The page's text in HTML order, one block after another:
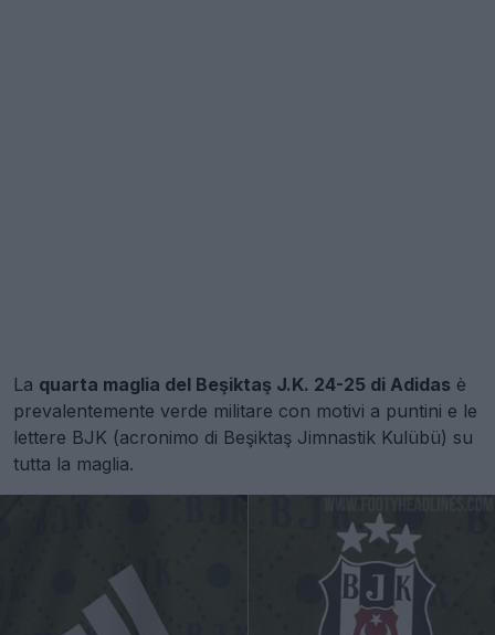
La quarta maglia del Beşiktaş J.K. 24-25 di Adidas è
prevalentemente verde militare con motivi a puntini e le
lettere BJK (acronimo di Beşiktaş Jimnastik Kulübü) su
tutta la maglia.